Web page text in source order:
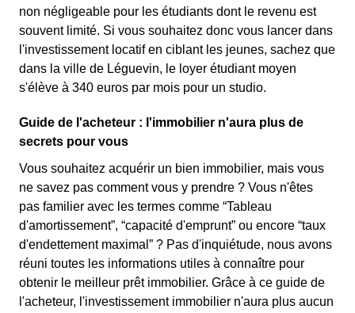
non négligeable pour les étudiants dont le revenu est
souvent limité. Si vous souhaitez donc vous lancer dans
l'investissement locatif en ciblant les jeunes, sachez que
dans la ville de Léguevin, le loyer étudiant moyen
s'élève à 340 euros par mois pour un studio.
Guide de l'acheteur : l'immobilier n'aura plus de
secrets pour vous
Vous souhaitez acquérir un bien immobilier, mais vous
ne savez pas comment vous y prendre ? Vous n'êtes
pas familier avec les termes comme “Tableau
d'amortissement”, “capacité d'emprunt” ou encore “taux
d'endettement maximal” ? Pas d'inquiétude, nous avons
réuni toutes les informations utiles à connaître pour
obtenir le meilleur prêt immobilier. Grâce à ce guide de
l'acheteur, l'investissement immobilier n'aura plus aucun